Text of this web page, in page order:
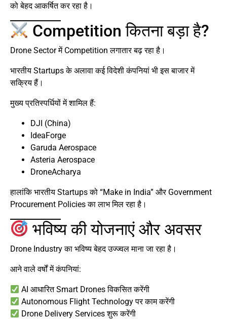
को बेहद आकर्षित कर रहा है।
Competition कितना बड़ा है?
Drone Sector में Competition लगातार बढ़ रहा है।
भारतीय Startups के अलावा कई विदेशी कंपनियां भी इस बाजार में
सक्रिय हैं।
मुख्य प्रतिस्पर्धियों में शामिल हैं:
DJI (China)
IdeaForge
Garuda Aerospace
Asteria Aerospace
DroneAcharya
हालांकि भारतीय Startups को “Make in India” और Government
Procurement Policies का लाभ मिल रहा है।
भविष्य की योजनाएं और अवसर
Drone Industry का भविष्य बेहद उज्ज्वल माना जा रहा है।
आने वाले वर्षों में कंपनियां:
AI आधारित Smart Drones विकसित करेंगी
Autonomous Flight Technology पर काम करेंगी
Drone Delivery Services शुरू करेंगी